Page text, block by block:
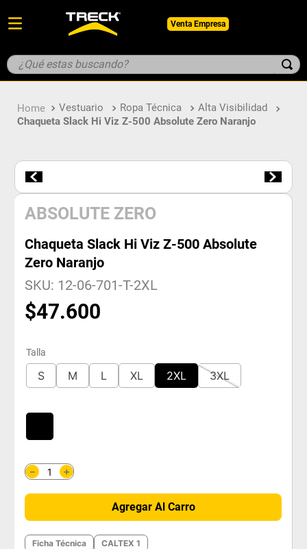
Venta Empresa
¿Qué estas buscando?
Vestuario Ropa Técnica
Alta Visibilidad
Chaqueta Slack Hi Viz Z-500 Absolute Zero Naranjo
ABSOLUTE ZERO
Chaqueta Slack Hi Viz Z-500 Absolute
Zero Naranjo
SKU: 12-06-701-T-2XL
$47.600
Talla
S M L XL 2XL 3XL
＋
－
Agregar Al Carro
Ficha Técnica CALTEX 1
1. botin
5. casco